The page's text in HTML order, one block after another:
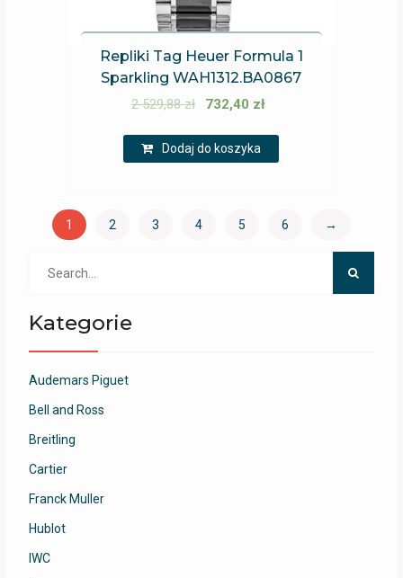
Repliki Tag Heuer Formula 1
Sparkling WAH1312.BA0867
2 529,88zł 732,40 zł
Dodaj do koszyka
1 2 3 4 5 6 →
Kategorie
Audemars Piguet
Bell and Ross
Breitling
Cartier
Franck Muller
Hublot
IWC